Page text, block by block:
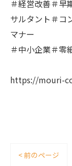
＃経営改善＃早
サルタント＃コ
マナー
＃中小企業＃零
https://mouri-
< 前のページ